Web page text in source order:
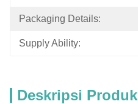
Packaging Details:
Supply Ability:
Deskripsi Produk